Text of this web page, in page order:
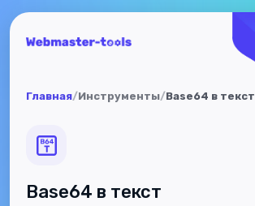
Главная/Инструменты/Base64 в текст
Base64 в текст